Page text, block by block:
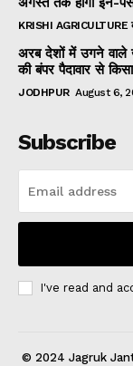
KRISHI AGRICULTURE
अरब देशों में उगने वाले
की बंपर पैदावार से
JODHPUR August 6,
Subscribe
I've read and
© 2024 Jagruk